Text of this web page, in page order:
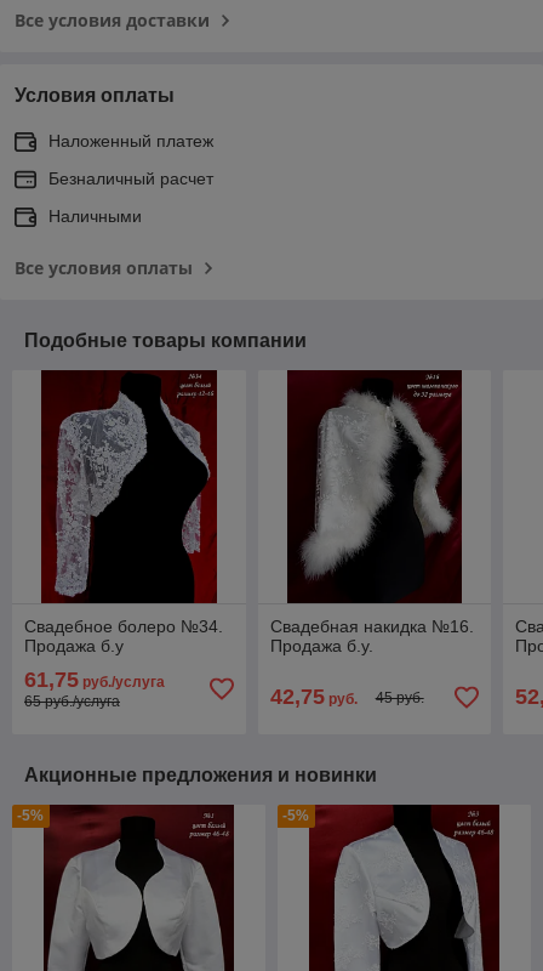
Все условия доставки
Условия оплаты
Наложенный платеж
Безналичный расчет
Наличными
Все условия оплаты
Подобные товары компании
Свадебное болеро №34.
Продажа б.у
61,75 руб./услуга
65 руб./услуга
Свадебная накидка №16.
Продажа б.у.
42,75руб. 45 руб.
Акционные предложения и новинки
-5% -5%